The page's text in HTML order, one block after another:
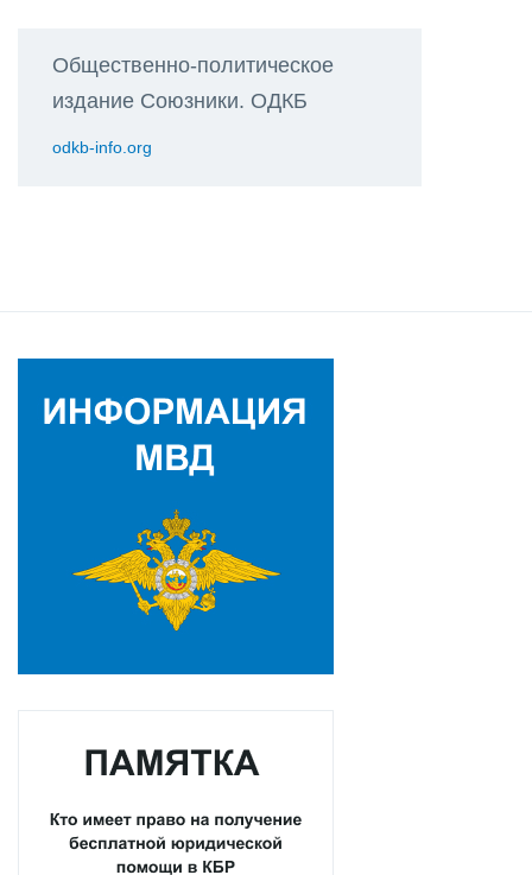
Общественно-политическое
издание Союзники. ОДКБ
odkb-info.org